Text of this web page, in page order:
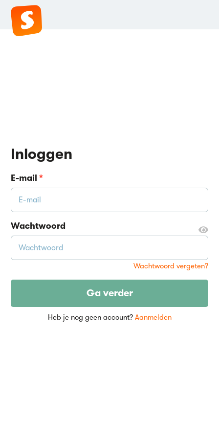
Inloggen
E-mail*
Wachtwoord
Wachtwoord vergeten?
Ga verder
Heb je nog geen account? Aanmelden